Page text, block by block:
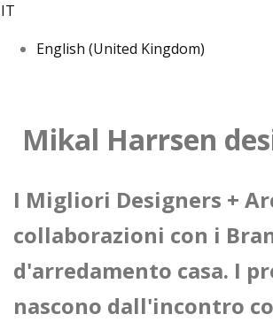
IT
English (United Kingdom)
Mikal Harrsen
I Migliori Designers +
collaborazioni con i
d'arredamento casa. I
nascono dall'incontro